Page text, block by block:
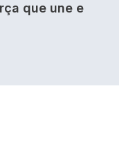
que une e